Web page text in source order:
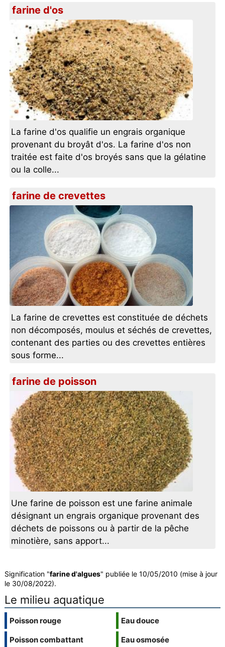
farine d'os
La farine d'os qualifie un engrais organique
provenant du broyât d'os. La farine d'os non
traitée est faite d'os broyés sans que la gélatine
ou la colle...
farine de crevettes
La farine de crevettes est constituée de déchets
non décomposés, moulus et séchés de crevettes,
contenant des parties ou des crevettes entières
sous forme...
farine de poisson
Une farine de poisson est une farine animale
désignant un engrais organique provenant des
déchets de poissons ou à partir de la pêche
minotière, sans apport...
Signification "farine d'algues" publiée le 10/05/2010 (mise à jour
le 30/08/2022).
Le milieu aquatique
Poisson rouge
Poisson combattant
Eau douce
Eau osmosée